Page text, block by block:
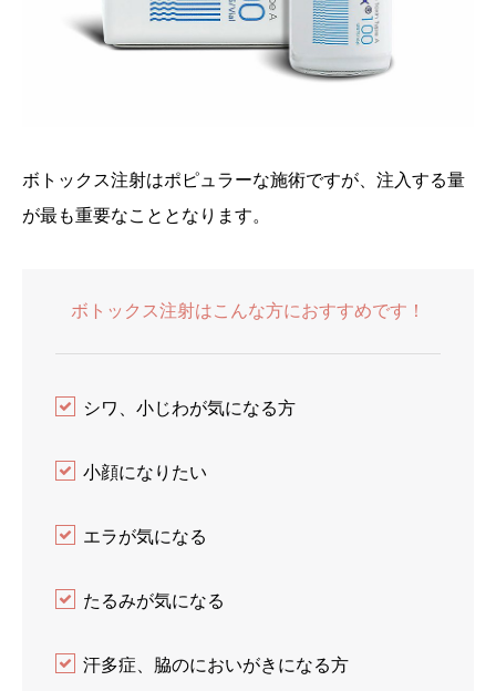
ボトックス注射はポピュラーな施術ですが、注入する量
が最も重要なこととなります。
ボトックス注射はこんな方におすすめです！
シワ、小じわが気になる方
小顔になりたい
エラが気になる
たるみが気になる
汗多症、脇のにおいがきになる方